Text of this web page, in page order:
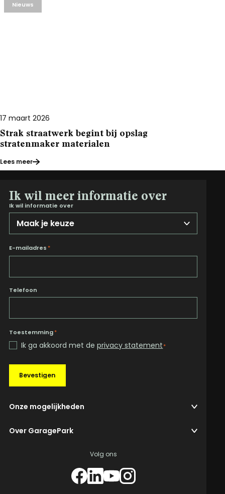
17 maart 2026
Strak straatwerk begint bij opslag
stratenmaker materialen
Lees meer
Nieuws
Ik wil meer informatie over
Ik wil informatie over
E-mailadres *
Telefoon
Toestemming*
Ik ga akkoord met deprivacy statement*
Bevestigen
Onze mogelijkheden
Over GaragePark
Volg ons